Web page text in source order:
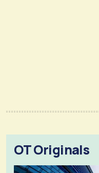
OT Originals